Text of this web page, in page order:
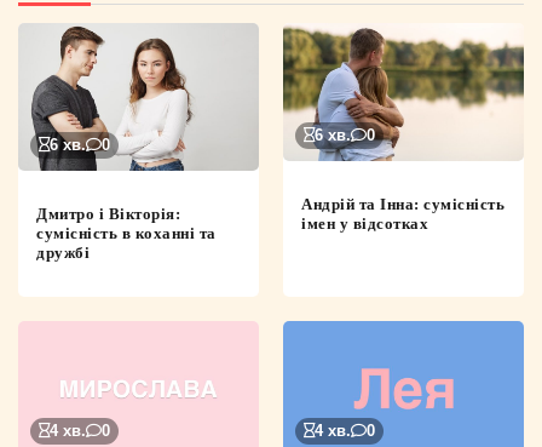
6 хв. 0
Дмитро і Вікторія:
сумісність в коханні та
дружбі
6 хв. 0
Андрій та Інна: сумісність
імен у відсотках
4 хв. 0 4 хв. 0